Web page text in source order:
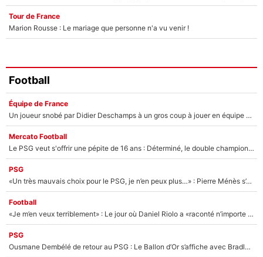
Tour de France
Marion Rousse : Le mariage que personne n'a vu venir !
Football
Équipe de France
Un joueur snobé par Didier Deschamps à un gros coup à jouer en équipe de France : Zinedine Zidane a trouvé son numéro 9 ?
Mercato Football
Le PSG veut s'offrir une pépite de 16 ans : Déterminé, le double champion d'Europe en titre est prêt à lâcher 40M€ pour celui que l'on compare déjà à Vinicius Jr !
PSG
«Un très mauvais choix pour le PSG, je n’en peux plus…» : Pierre Ménès s’est complètement trompé avec Luis Enrique et ces déclarations le prouvent !
Football
«Je m’en veux terriblement» : Le jour où Daniel Riolo a «raconté n’importe quoi» dans l'After Foot !
PSG
Ousmane Dembélé de retour au PSG : Le Ballon d’Or s’affiche avec Bradley Barcola en plein cœur du feuilleton sur son départ !